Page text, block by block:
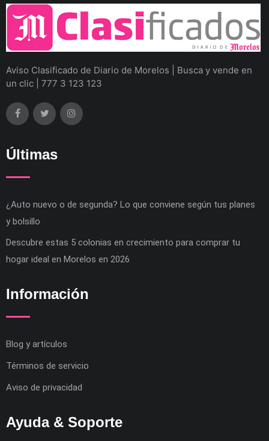
Aviso Clasificado de Diario de Morelos | Busca y vende en
un clic | 777 3 123 123
Últimas
¿Auto nuevo o de segunda? Lo que conviene según tus planes
y bolsillo
Descubre estas 5 colonias en crecimiento para comprar tu
hogar ideal en Morelos en 2026
Información
Blog y artículos
Términos de servicio
Aviso de privacidad
Ayuda & Soporte